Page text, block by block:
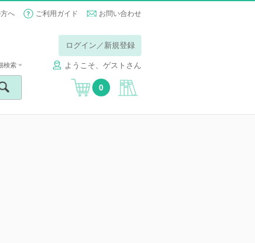
へ ご利用ガイド お問い合わせ
ログイン／新規登録
ようこそ、ゲストさん
検索
0